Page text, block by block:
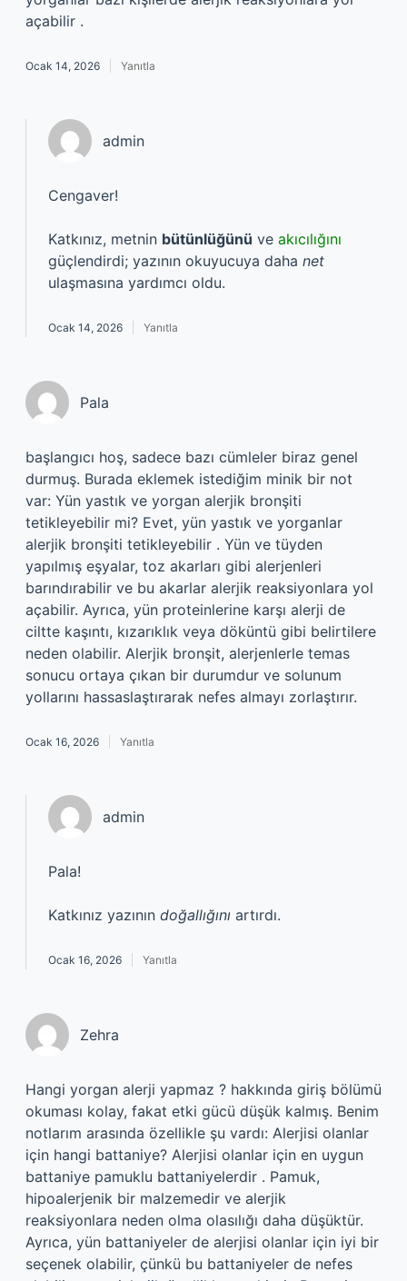
açabilir .
Ocak 14, 2026 Yanıtla
admin
Cengaver!
Katkınız, metnin bütünlüğünü ve akıcılığını
güçlendirdi; yazının okuyucuya daha net
ulaşmasına yardımcı oldu.
Ocak 14, 2026 Yanıtla
Pala
başlangıcı hoş, sadece bazı cümleler biraz genel
durmuş. Burada eklemek istediğim minik bir not
var: Yün yastık ve yorgan alerjik bronşiti
tetikleyebilir mi? Evet, yün yastık ve yorganlar
alerjik bronşiti tetikleyebilir . Yün ve tüyden
yapılmış eşyalar, toz akarları gibi alerjenleri
barındırabilir ve bu akarlar alerjik reaksiyonlara yol
açabilir. Ayrıca, yün proteinlerine karşı alerji de
ciltte kaşıntı, kızarıklık veya döküntü gibi belirtilere
neden olabilir. Alerjik bronşit, alerjenlerle temas
sonucu ortaya çıkan bir durumdur ve solunum
yollarını hassaslaştırarak nefes almayı zorlaştırır.
Ocak 16, 2026 Yanıtla
admin
Pala!
Katkınız yazının doğallığını artırdı.
Ocak 16, 2026 Yanıtla
Zehra
Hangi yorgan alerji yapmaz ? hakkında giriş bölümü
okuması kolay, fakat etki gücü düşük kalmış. Benim
notlarım arasında özellikle şu vardı: Alerjisi olanlar
için hangi battaniye? Alerjisi olanlar için en uygun
battaniye pamuklu battaniyelerdir . Pamuk,
hipoalerjenik bir malzemedir ve alerjik
reaksiyonlara neden olma olasılığı daha düşüktür.
Ayrıca, yün battaniyeler de alerjisi olanlar için iyi bir
seçenek olabilir, çünkü bu battaniyeler de nefes